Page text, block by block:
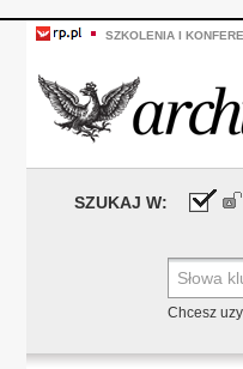
SZKOLENIA I
SZUKAJ W:
Chcesz